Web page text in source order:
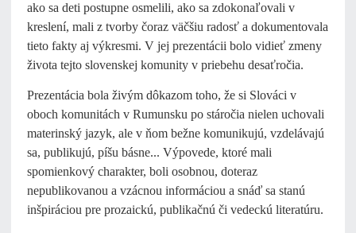
ako sa deti postupne osmelili, ako sa zdokonaľovali v
kreslení, mali z tvorby čoraz väčšiu radosť a dokumentovala
tieto fakty aj výkresmi. V jej prezentácii bolo vidieť zmeny
života tejto slovenskej komunity v priebehu desaťročia.
Prezentácia bola živým dôkazom toho, že si Slováci v
oboch komunitách v Rumunsku po stáročia nielen uchovali
materinský jazyk, ale v ňom bežne komunikujú, vzdelávajú
sa, publikujú, píšu básne... Výpovede, ktoré mali
spomienkový charakter, boli osobnou, doteraz
nepublikovanou a vzácnou informáciou a snáď sa stanú
inšpiráciou pre prozaickú, publikačnú či vedeckú literatúru.